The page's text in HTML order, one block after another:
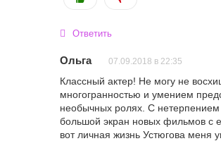
Ответить
Ольга 07.09.2018 в 22:35
Классный актер! Не могу не
многогранностью и умением
необычных ролях. С
большой экран новых фильмов с
вот личная жизнь Устюгова меня